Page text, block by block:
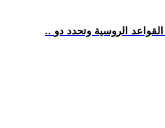
الروسية وتحدد دو